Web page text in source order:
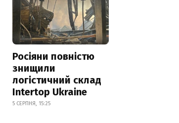
Росіяни повністю
знищили
логістичний склад
Intertop Ukraine
5 СЕРПНЯ, 15:25